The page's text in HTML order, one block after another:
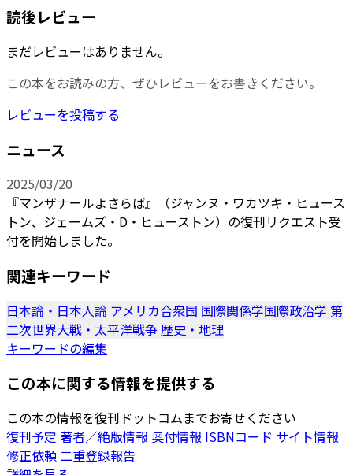
読後レビュー
まだレビューはありません。
この本をお読みの方、ぜひレビューをお書きください。
レビューを投稿する
ニュース
2025/03/20
『マンザナールよさらば』（ジャンヌ・ワカツキ・ヒュース
トン、ジェームズ・D・ヒューストン）の復刊リクエスト受
付を開始しました。
関連キーワード
日本論・日本人論 アメリカ合衆国 国際関係学国際政治学 第
二次世界大戦・太平洋戦争 歴史・地理
キーワードの編集
この本に関する情報を提供する
この本の情報を復刊ドットコムまでお寄せください
復刊予定 著者／絶版情報 奥付情報 ISBNコード サイト情報
修正依頼二重登録報告